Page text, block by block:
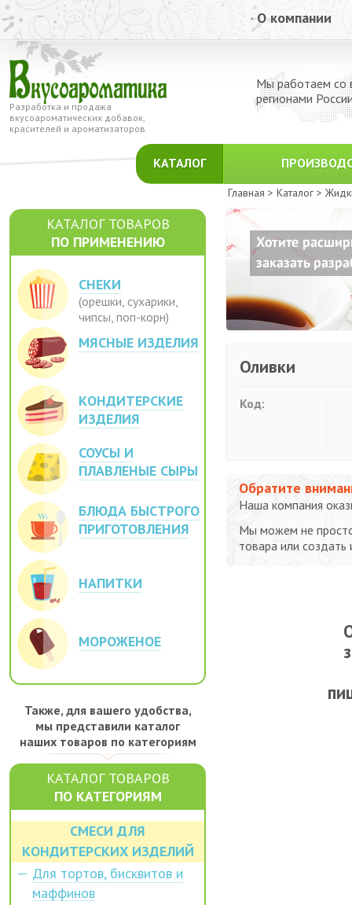
О компании
Разработка и продажа
вкусоароматических добавок,
красителей и ароматизаторов
Мы работаем со
регионами
КАТАЛОГ
КАТАЛОГ ТОВАРОВ
ПО ПРИМЕНЕНИЮ
СНЕКИ
(орешки, сухарики,
чипсы, поп-корн)
МЯСНЫЕ ИЗДЕЛИЯ
КОНДИТЕРСКИЕ
ИЗДЕЛИЯ
СОУСЫ И
ПЛАВЛЕНЫЕ СЫРЫ
БЛЮДА БЫСТРОГО
ПРИГОТОВЛЕНИЯ
НАПИТКИ
МОРОЖЕНОЕ
Также, для вашего удобства,
мы представили каталог
наших товаров по категориям
КАТАЛОГ ТОВАРОВ
ПО КАТЕГОРИЯМ
СМЕСИ ДЛЯ
КОНДИТЕРСКИХ ИЗДЕЛИЙ
Для тортов, бисквитов и
маффинов
Главная > Каталог >
Оливки
Код:
Обратите
Наша компания
Мы можем не
товара или создать